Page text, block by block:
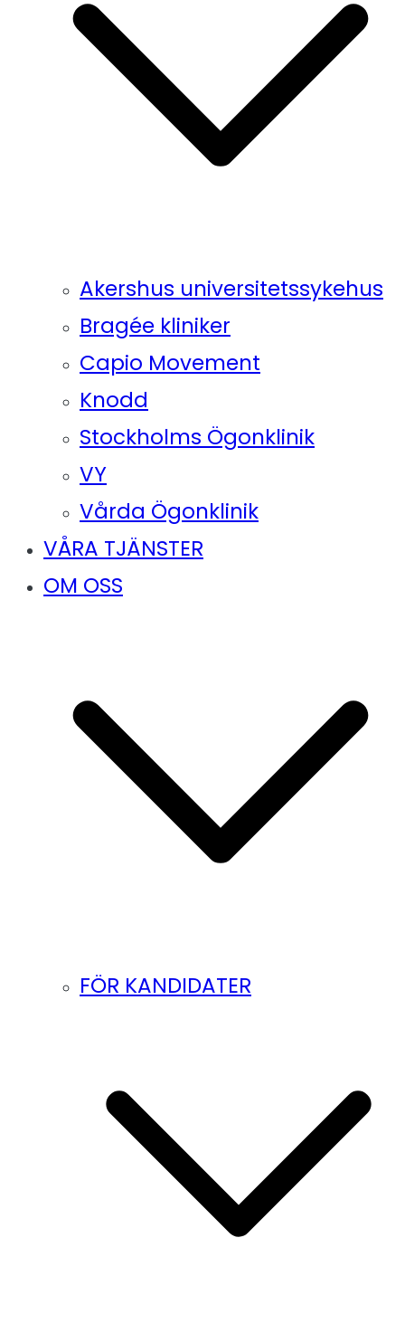
Akershus universitetssykehus
Bragée kliniker
Capio Movement
Knodd
Stockholms Ögonklinik
VY
Vårda Ögonklinik
VÅRA TJÄNSTER
OM OSS
FÖR KANDIDATER